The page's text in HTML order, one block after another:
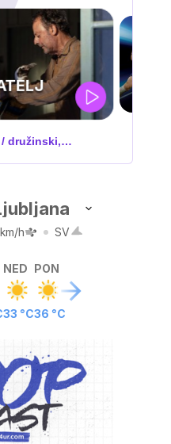
sreda ob 20.30
h SV
NED
33 °C
PON
36 °C